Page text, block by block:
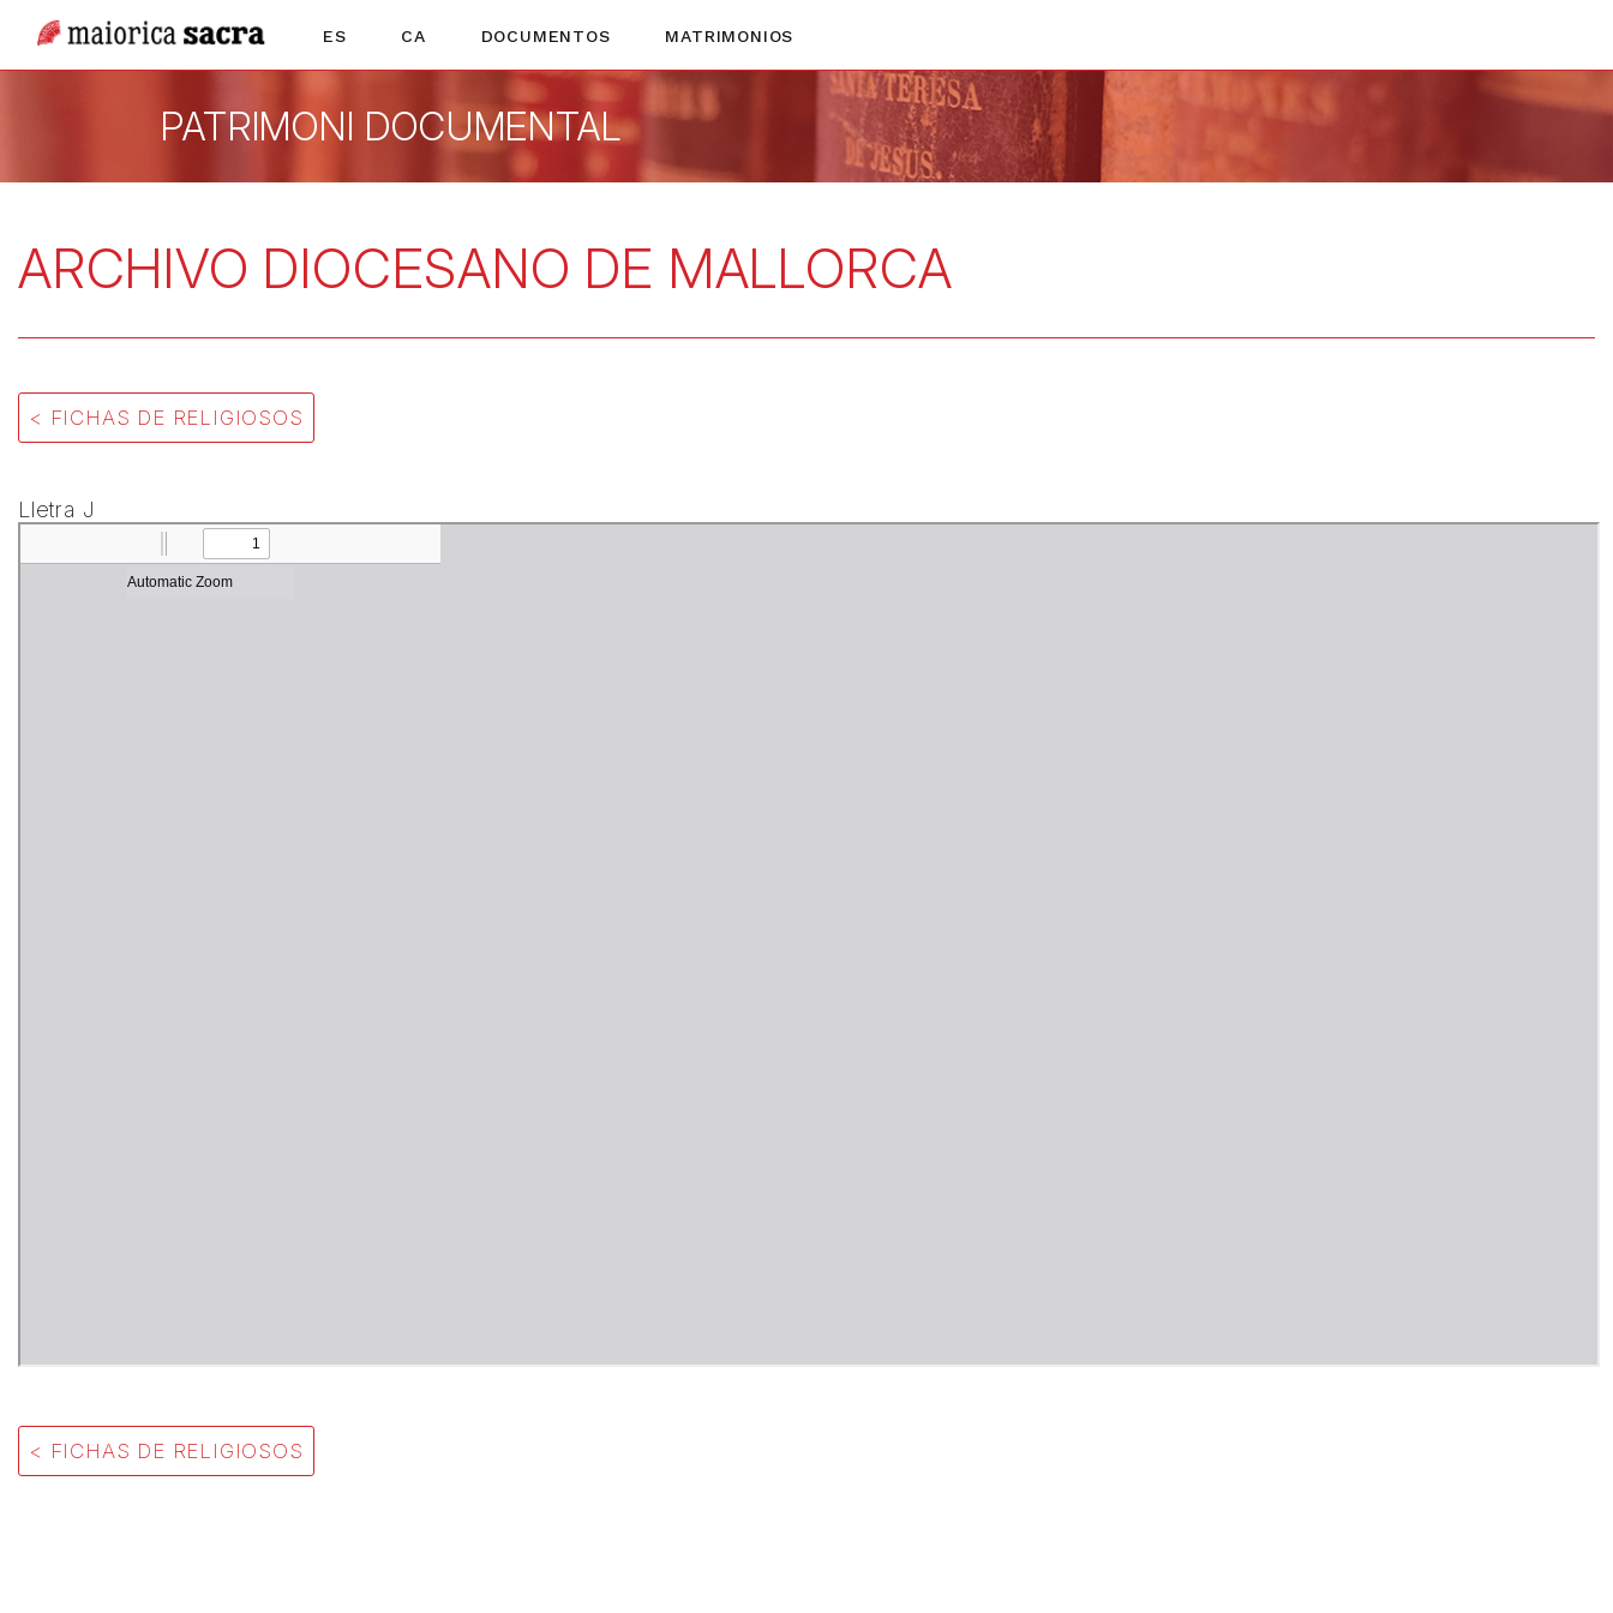
ES CA DOCUMENTOS MATRIMONIOS
PATRIMONI DOCUMENTAL
ARCHIVO DIOCESANO DE MALLORCA
< FICHAS DE RELIGIOSOS
Lletra J
< FICHAS DE RELIGIOSOS